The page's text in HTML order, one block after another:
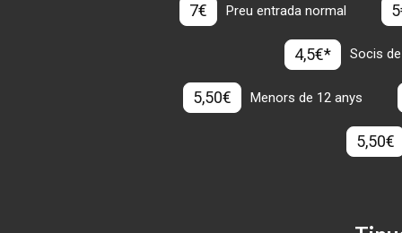
7€ Preu entrada normal
4,5€* Socis
5,50€ Menors de 12 anys
5,50€